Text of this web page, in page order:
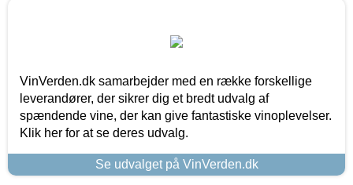
VinVerden.dk samarbejder med en række forskellige
leverandører, der sikrer dig et bredt udvalg af
spændende vine, der kan give fantastiske vinoplevelser.
Klik her for at se deres udvalg.
Se udvalget på VinVerden.dk